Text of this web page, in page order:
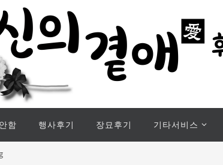
함 행사후기 장묘후기 기타서비스